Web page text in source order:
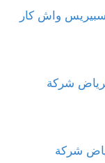
واش كار
شركة
شركة